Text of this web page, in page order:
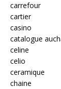
carrefour
cartier
casino
catalogue
celine
celio
ceramique
chaine